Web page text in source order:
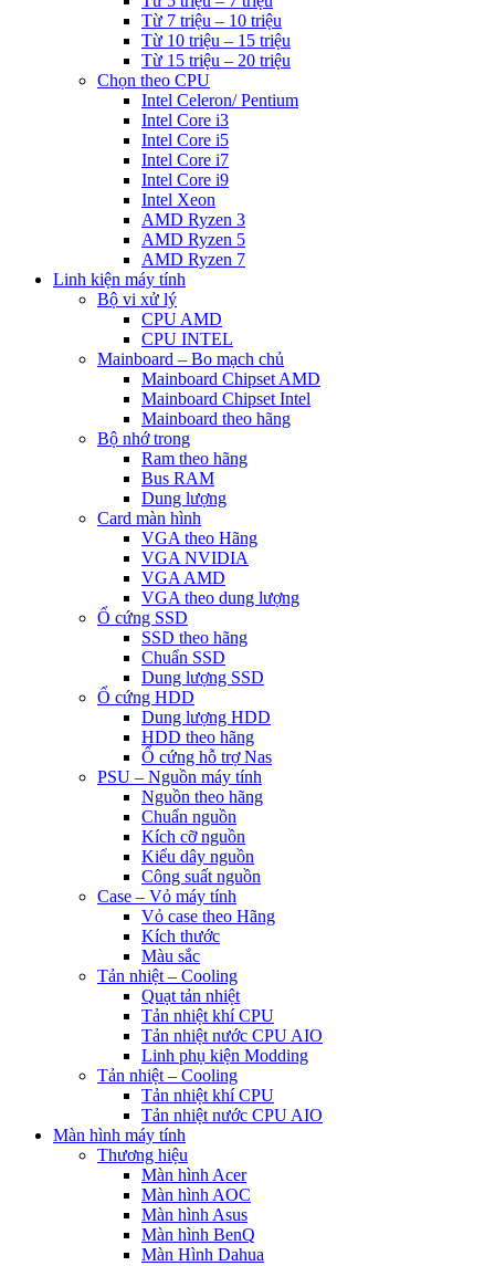
Từ 7 triệu – 10 triệu
Từ 10 triệu – 15 triệu
Từ 15 triệu – 20 triệu
Chọn theo CPU
Intel Celeron/ Pentium
Intel Core i3
Intel Core i5
Intel Core i7
Intel Core i9
Intel Xeon
AMD Ryzen 3
AMD Ryzen 5
AMD Ryzen 7
Linh kiện máy tính
Bộ vi xử lý
CPU AMD
CPU INTEL
Mainboard – Bo mạch chủ
Mainboard Chipset AMD
Mainboard Chipset Intel
Mainboard theo hãng
Bộ nhớ trong
Ram theo hãng
Bus RAM
Dung lượng
Card màn hình
VGA theo Hãng
VGA NVIDIA
VGA AMD
VGA theo dung lượng
Ổ cứng SSD
SSD theo hãng
Chuẩn SSD
Dung lượng SSD
Ổ cứng HDD
Dung lượng HDD
HDD theo hãng
Ổ cứng hỗ trợ Nas
PSU – Nguồn máy tính
Nguồn theo hãng
Chuẩn nguồn
Kích cỡ nguồn
Kiểu dây nguồn
Công suất nguồn
Case – Vỏ máy tính
Vỏ case theo Hãng
Kích thước
Màu sắc
Tản nhiệt – Cooling
Quạt tản nhiệt
Tản nhiệt khí CPU
Tản nhiệt nước CPU AIO
Linh phụ kiện Modding
Tản nhiệt – Cooling
Tản nhiệt khí CPU
Tản nhiệt nước CPU AIO
Màn hình máy tính
Thương hiệu
Màn hình Acer
Màn hình AOC
Màn hình Asus
Màn hình BenQ
Màn Hình Dahua